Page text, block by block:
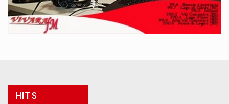
HITS